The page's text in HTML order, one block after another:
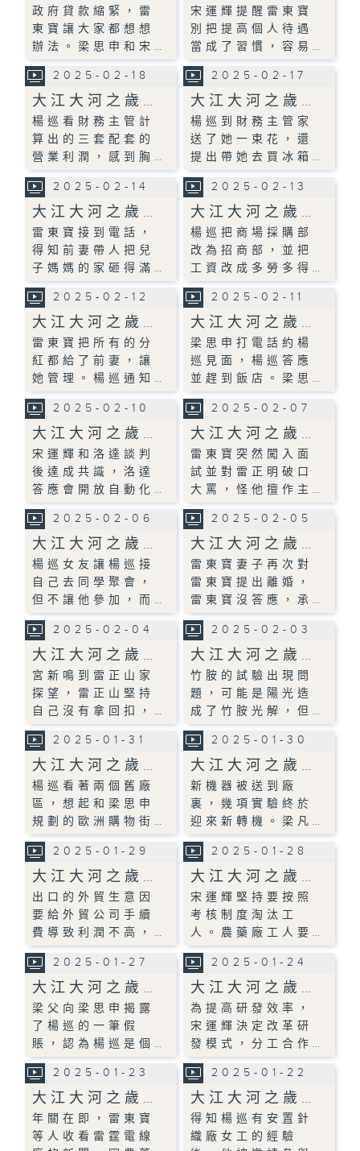
政府貸款縮緊，雷
東寶讓大家都想想
辦法。梁思申和宋…
宋運輝提醒雷東寶
別把提高個人待遇
當成了習慣，容易…
2025-02-18
大江大河之歲…
楊巡看財務主管計
算出的三套配套的
營業利潤，感到胸…
2025-02-17
大江大河之歲…
楊巡到財務主管家
送了她一束花，還
提出帶她去買冰箱…
2025-02-14
大江大河之歲…
雷東寶接到電話，
得知前妻帶人把兒
子媽媽的家砸得滿…
2025-02-13
大江大河之歲…
楊巡把商場採購部
改為招商部，並把
工資改成多勞多得…
2025-02-12
大江大河之歲…
雷東寶把所有的分
紅都給了前妻，讓
她管理。楊巡通知…
2025-02-11
大江大河之歲…
梁思申打電話約楊
巡見面，楊巡答應
並趕到飯店。梁思…
2025-02-10
大江大河之歲…
宋運輝和洛達談判
後達成共識，洛達
答應會開放自動化…
2025-02-07
大江大河之歲…
雷東寶突然闖入面
試並對雷正明破口
大罵，怪他擅作主…
2025-02-06
大江大河之歲…
楊巡女友讓楊巡接
自己去同學聚會，
但不讓他參加，而…
2025-02-05
大江大河之歲…
雷東寶妻子再次對
雷東寶提出離婚，
雷東寶沒答應，承…
2025-02-04
大江大河之歲…
宮新鳴到雷正山家
探望，雷正山堅持
自己沒有拿回扣，…
2025-02-03
大江大河之歲…
竹胺的試驗出現問
題，可能是陽光造
成了竹胺光解，但…
2025-01-31
大江大河之歲…
楊巡看著兩個舊廠
區，想起和梁思申
規劃的歐洲購物街…
2025-01-30
大江大河之歲…
新機器被送到廠
裏，幾項實驗終於
迎來新轉機。梁凡…
2025-01-29
大江大河之歲…
出口的外貿生意因
要給外貿公司手續
費導致利潤不高，…
2025-01-28
大江大河之歲…
宋運輝堅持要按照
考核制度淘汰工
人。農藥廠工人要…
2025-01-27
大江大河之歲…
梁父向梁思申揭露
了楊巡的一筆假
賬，認為楊巡是個…
2025-01-24
大江大河之歲…
為提高研發效率，
宋運輝決定改革研
發模式，分工合作…
2025-01-23
大江大河之歲…
年關在即，雷東寶
等人收看雷霆電線
2025-01-22
大江大河之歲…
得知楊巡有安置針
織廠女工的經驗